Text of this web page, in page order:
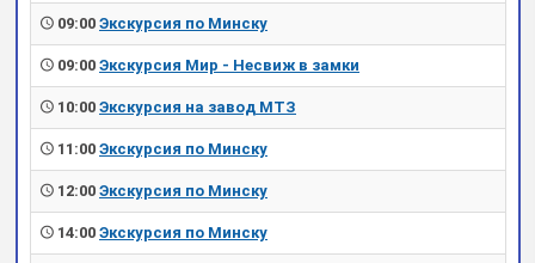
09:00 Экскурсия по Минску
09:00 Экскурсия Мир - Несвиж в замки
10:00 Экскурсия на завод МТЗ
11:00 Экскурсия по Минску
12:00 Экскурсия по Минску
14:00 Экскурсия по Минску